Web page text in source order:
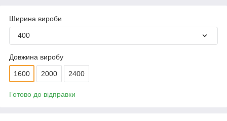
Ширина вироби
400
Довжина виробу
1600 2000 2400
Готово до відправки